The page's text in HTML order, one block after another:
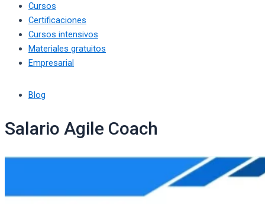
Cursos
Certificaciones
Cursos intensivos
Materiales gratuitos
Empresarial
Blog
Salario Agile Coach